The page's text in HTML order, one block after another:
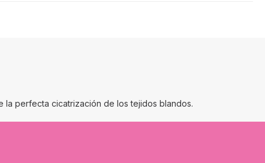
la perfecta cicatrización de los tejidos blandos.